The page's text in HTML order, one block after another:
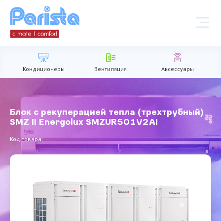
Кондиционеры Вентиляция Аксессуары
Блок с рекуперацией тепла (трехтрубный)
SMZ II Energolux SMZUR501V2AI
Код товара: